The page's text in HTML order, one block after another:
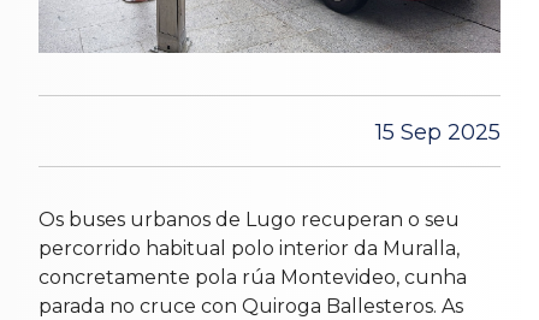
15 Sep 2025
Os buses urbanos de Lugo recuperan o seu
percorrido habitual polo interior da Muralla,
concretamente pola rúa Montevideo, cunha
parada no cruce con Quiroga Ballesteros. As